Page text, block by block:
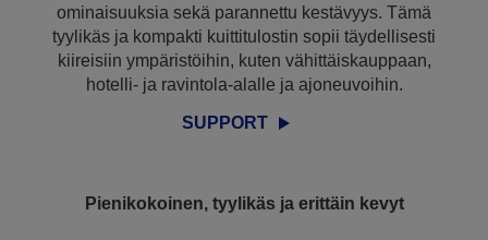
ominaisuuksia sekä parannettu kestävyys. Tämä
tyylikäs ja kompakti kuittitulostin sopii täydellisesti
kiireisiin ympäristöihin, kuten vähittäiskauppaan,
hotelli- ja ravintola-alalle ja ajoneuvoihin.
SUPPORT
Pienikokoinen, tyylikäs ja erittäin kevyt